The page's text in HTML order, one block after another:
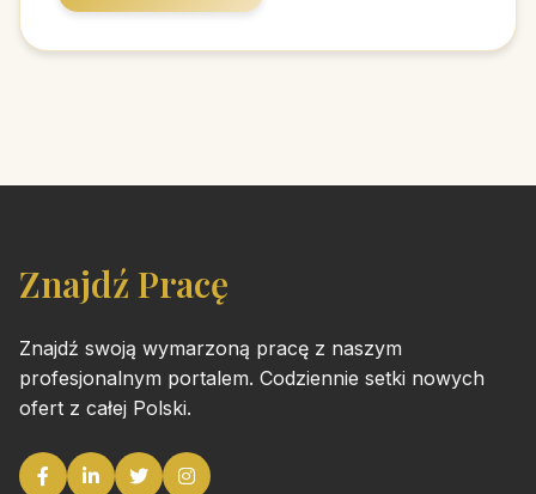
Znajdź Pracę
Znajdź swoją wymarzoną pracę z naszym
profesjonalnym portalem. Codziennie setki nowych
ofert z całej Polski.